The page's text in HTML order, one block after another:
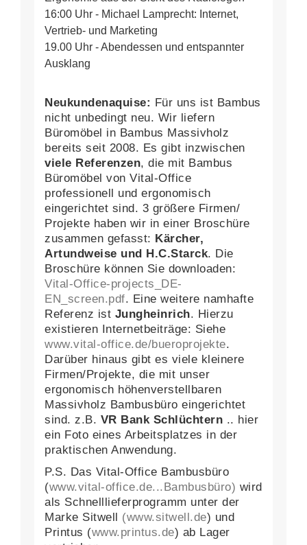
16:00 Uhr - Michael Lamprecht: Internet,
Vertrieb- und Marketing
19.00 Uhr - Abendessen und entspannter
Ausklang
Neukundenaquise: Für uns ist Bambus
nicht unbedingt neu. Wir liefern
Büromöbel in Bambus Massivholz
bereits seit 2008. Es gibt inzwischen
viele Referenzen, die mit Bambus
Büromöbel von Vital-Office
professionell und ergonomisch
eingerichtet sind. 3 größere Firmen/
Projekte haben wir in einer Broschüre
zusammen gefasst: Kärcher,
Artundweise und H.C.Starck. Die
Broschüre können Sie downloaden:
Vital-Office-projects_DE-
EN_screen.pdf. Eine weitere namhafte
Referenz ist Jungheinrich. Hierzu
existieren Internetbeiträge: Siehe
www.vital-office.de/bueroprojekte.
Darüber hinaus gibt es viele kleinere
Firmen/Projekte, die mit unser
ergonomisch höhenverstellbaren
Massivholz Bambusbüro eingerichtet
sind. z.B. VR Bank Schlüchtern .. hier
ein Foto eines Arbeitsplatzes in der
praktischen Anwendung.
P.S. Das Vital-Office Bambusbüro
(www.vital-office.de...Bambusbüro) wird
als Schnelllieferprogramm unter der
Marke Sitwell (www.sitwell.de) und
Printus (www.printus.de) ab Lager